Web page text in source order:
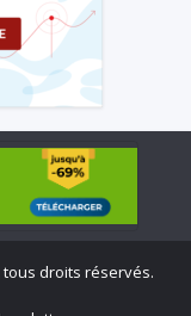
tous droits réservés.